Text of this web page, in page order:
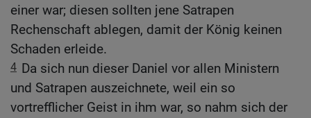
einer war; diesen sollten jene Satrapen
Rechenschaft ablegen, damit der König keinen
Schaden erleide.
4 Da sich nun dieser Daniel vor allen Ministern
und Satrapen auszeichnete, weil ein so
vortrefflicher Geist in ihm war, so nahm sich der